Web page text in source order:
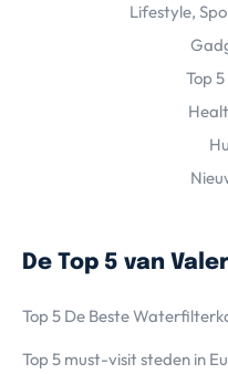
Lifestyle,
Top
De Top 5 van
Top 5 De Beste
Top 5 must-visit steden in